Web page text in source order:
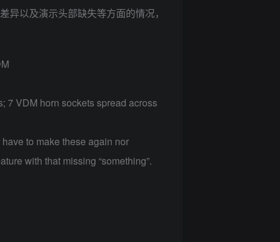
以及演示头部缺失等方面的情况，
7 VDM horn sockets spread across
to make these again nor
with that missing “something”.